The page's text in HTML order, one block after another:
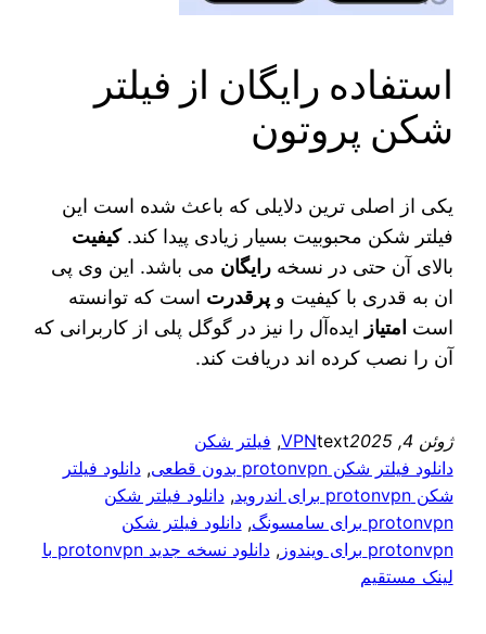
استفاده رایگان از فیلتر
شکن پروتون
یکی از اصلی‌ ترین دلایلی که باعث شده است این
فیلتر شکن محبوبیت بسیار زیادی پیدا کند.کیفیت
بالای آن حتی در نسخهرایگان می‌ باشد. این وی پی
ان به قدری با کیفیت وپرقدرت است که توانسته
است امتیاز ایده‌آل را نیز در گوگل پلی از کاربرانی که
آن را نصب کرده اند دریافت کند.
ژوئن 4, 2025 text
VPN
, فیلتر شکن
دانلود فیلتر شکن protonvpn بدون قطعی
, دانلود فیلتر
شکن protonvpn برای اندروید
, دانلود فیلتر شکن
protonvpn برای سامسونگ
, دانلود فیلتر شکن
protonvpn برای ویندوز
,
دانلود نسخه جدید protonvpn با
لینک مستقیم